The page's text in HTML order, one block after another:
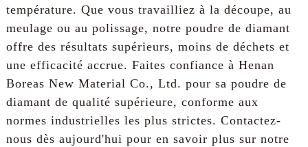
température. Que vous travailliez à la découpe, au
meulage ou au polissage, notre poudre de diamant
offre des résultats supérieurs, moins de déchets et
une efficacité accrue. Faites confiance à Henan
Boreas New Material Co., Ltd. pour sa poudre de
diamant de qualité supérieure, conforme aux
normes industrielles les plus strictes. Contactez-
nous dès aujourd'hui pour en savoir plus sur notre